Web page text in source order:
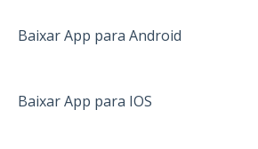
Baixar App para Android
Baixar App para IOS